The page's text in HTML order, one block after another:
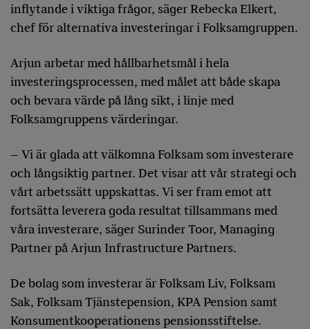
inflytande i viktiga frågor, säger Rebecka Elkert,
chef för alternativa investeringar i Folksamgruppen.
Arjun arbetar med hållbarhetsmål i hela
investeringsprocessen, med målet att både skapa
och bevara värde på lång sikt, i linje med
Folksamgruppens värderingar.
– Vi är glada att välkomna Folksam som investerare
och långsiktig partner. Det visar att vår strategi och
vårt arbetssätt uppskattas. Vi ser fram emot att
fortsätta leverera goda resultat tillsammans med
våra investerare, säger Surinder Toor, Managing
Partner på Arjun Infrastructure Partners.
De bolag som investerar är Folksam Liv, Folksam
Sak, Folksam Tjänstepension, KPA Pension samt
Konsumentkooperationens pensionsstiftelse.